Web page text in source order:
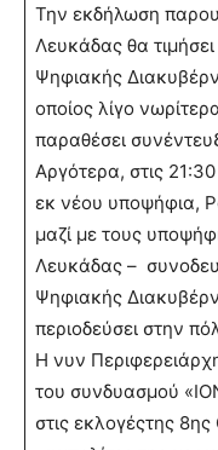
Την εκδήλωση
Λευκάδας θα
Ψηφιακής
οποίος λίγο
παραθέσει
Αργότερα, στις
εκ νέου υποψήφια,
μαζί με τους
Λευκάδας –
Ψηφιακής
περιοδεύσει στην
Η νυν
του συνδυασμού
στις εκλογέςτης